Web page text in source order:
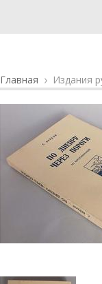
Главная Издания